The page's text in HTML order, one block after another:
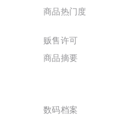
商品热门度
贩售许可
商品摘要
数码档案